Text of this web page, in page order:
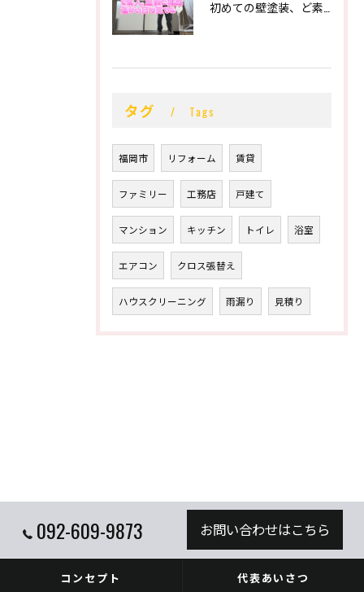
タグ Tags
福岡市 リフォーム 賃貸
ファミリー 工務店 戸建て
マンション キッチン トイレ 浴室
エアコン クロス張替え
ハウスクリーニング 雨漏り 見積り
092-609-9873 お問い合わせはこちら
コンセプト 代表あいさつ